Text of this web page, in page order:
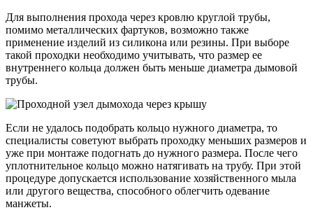
Для выполнения прохода через кровлю круглой трубы,
помимо металлических фартуков, возможно также
применение изделий из силикона или резины. При выборе
такой проходки необходимо учитывать, что размер ее
внутреннего кольца должен быть меньше диаметра дымовой
трубы.
Если не удалось подобрать кольцо нужного диаметра, то
специалисты советуют выбрать проходку меньших размеров и
уже при монтаже подогнать до нужного размера. После чего
уплотнительное кольцо можно натягивать на трубу. При этой
процедуре допускается использование хозяйственного мыла
или другого вещества, способного облегчить одевание
манжеты.